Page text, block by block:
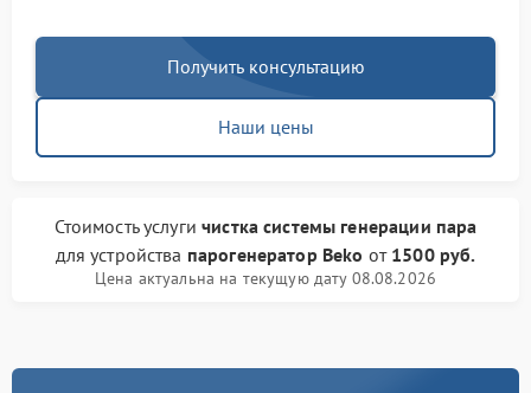
Получить консультацию
Наши цены
Стоимость услугичистка системы генерации пара
для устройства парогенератор Beko от 1500 руб.
Цена актуальна на текущую дату 08.08.2026